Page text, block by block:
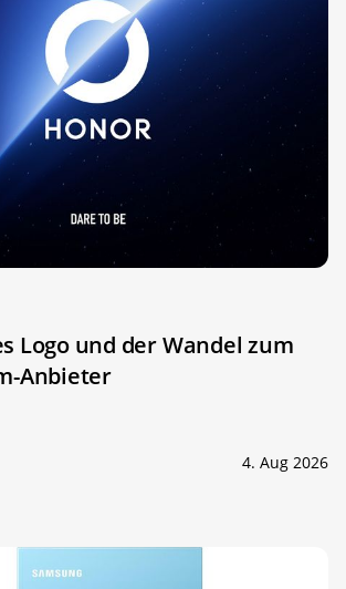
Logo und der Wandel zum
Anbieter
4. Aug 2026